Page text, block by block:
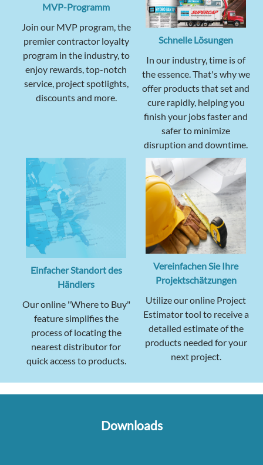
MVP-Programm
Join our MVP program, the
premier contractor loyalty
program in the industry, to
enjoy rewards, top-notch
service, project spotlights,
discounts and more.
Schnelle Lösungen
In our industry, time is of
the essence. That's why we
offer products that set and
cure rapidly, helping you
finish your jobs faster and
safer to minimize
disruption and downtime.
Einfacher Standort des
Händlers
Our online "Where to Buy"
feature simplifies the
process of locating the
nearest distributor for
quick access to products.
Vereinfachen Sie Ihre
Projektschätzungen
Utilize our online Project
Estimator tool to receive a
detailed estimate of the
products needed for your
next project.
Downloads